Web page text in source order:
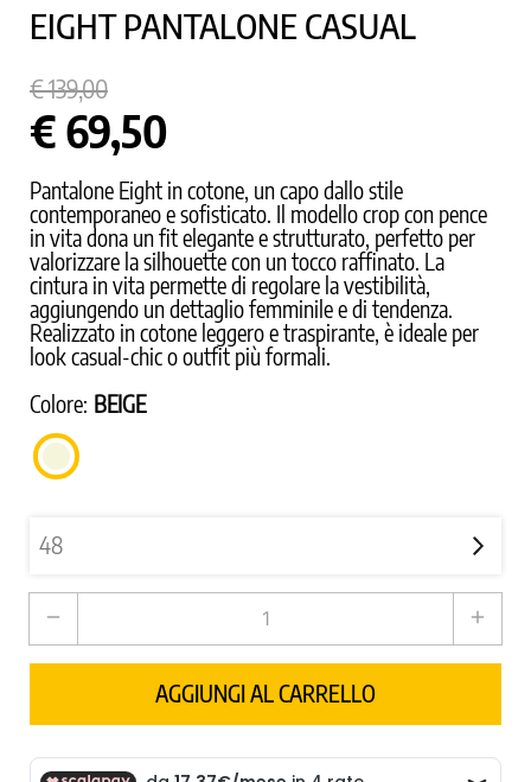
EIGHT PANTALONE CASUAL
€ 139,00
€ 69,50
Pantalone Eight in cotone, un capo dallo stile
contemporaneo e sofisticato. Il modello crop con pence
in vita dona un fit elegante e strutturato, perfetto per
valorizzare la silhouette con un tocco raffinato. La
cintura in vita permette di regolare la vestibilità,
aggiungendo un dettaglio femminile e di tendenza.
Realizzato in cotone leggero e traspirante, è ideale per
look casual-chic o outfit più formali.
Colore: BEIGE
BEIGE
remove add
AGGIUNGI AL CARRELLO